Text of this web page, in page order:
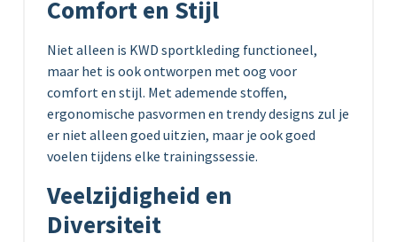
Comfort en Stijl
Niet alleen is KWD sportkleding functioneel,
maar het is ook ontworpen met oog voor
comfort en stijl. Met ademende stoffen,
ergonomische pasvormen en trendy designs zul je
er niet alleen goed uitzien, maar je ook goed
voelen tijdens elke trainingssessie.
Veelzijdigheid en
Diversiteit